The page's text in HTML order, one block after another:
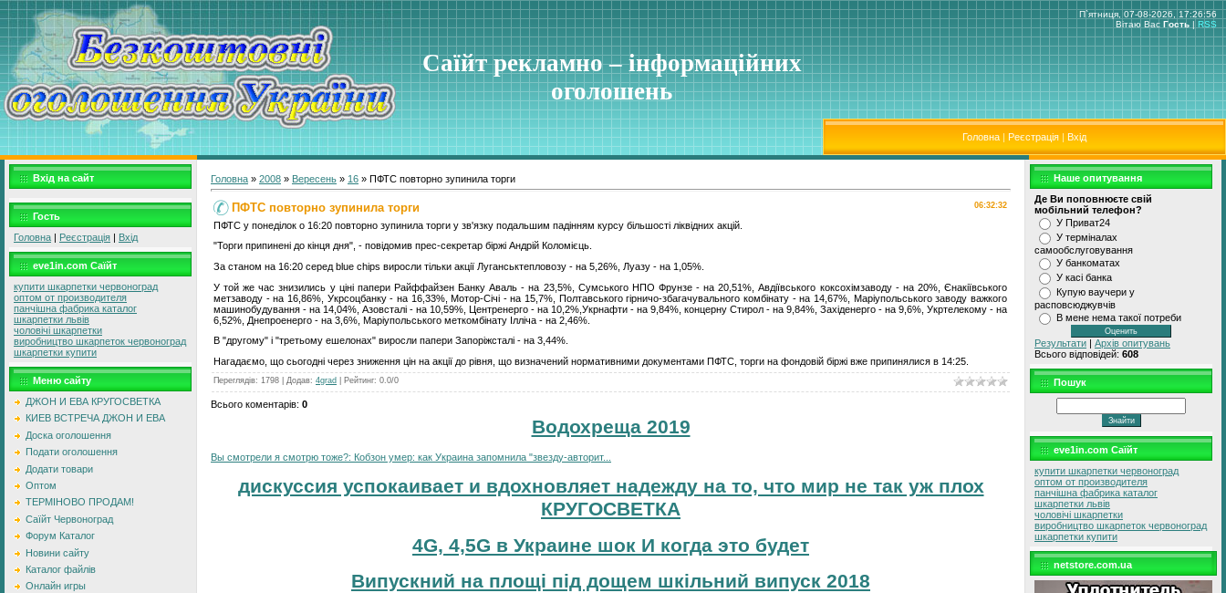
Саїйт рекламно – інформаційних
оголошень
П`ятниця, 07-08-2026, 17:26:56
Вітаю Вас Гость | RSS
Головна | Реєстрація | Вхід
Вхід на сайт
Гость
Головна | Реєстрація | Вхід
eve1in.com Саїйт
купити шкарпетки червоноград
оптом от производителя
панчішна фабрика каталог
шкарпетки львів
чоловічі шкарпетки
виробництво шкарпеток червоноград
шкарпетки купити
Меню сайту
ДЖОН И ЕВА КРУГОСВЕТКА
КИЕВ ВСТРЕЧА ДЖОН И ЕВА
Доска оголошення
Подати оголошення
Додати товари
Оптом
ТЕРМІНОВО ПРОДАМ!
Саїйт Червоноград
Форум Каталог
Новини сайту
Каталог файлів
Онлайн игры
Головна » 2008 » Вересень » 16 » ПФТС повторно зупинила торги
06:32:32
ПФТС повторно зупинила торги
ПФТС у понеділок о 16:20 повторно зупинила торги у зв'язку подальшим падінням курсу більшості ліквідних акцій.
"Торги припинені до кінця дня", - повідомив прес-секретар біржі Андрій Коломієць.
За станом на 16:20 серед blue chіps виросли тільки акції Луганськтепловозу - на 5,26%, Луазу - на 1,05%.
У той же час знизились у ціні папери Райффайзен Банку Аваль - на 23,5%, Сумського НПО Фрунзе - на 20,51%, Авдіївського коксохімзаводу - на 20%, Єнакіївського
метзаводу - на 16,86%, Укрсоцбанку - на 16,33%, Мотор-Січі - на 15,7%, Полтавського гірничо-збагачувального комбінату - на 14,67%, Маріупольського заводу важкого
машинобудування - на 14,04%, Азовсталі - на 10,59%, Центренерго - на 10,2%,Укрнафти - на 9,84%, концерну Стирол - на 9,84%, Західенерго - на 9,6%, Укртелекому - на
6,52%, Днепроенерго - на 3,6%, Маріупольського меткомбінату Ілліча - на 2,46%.
В "другому" і "третьому ешелонах" виросли папери Запоріжсталі - на 3,44%.
Нагадаємо, що сьогодні через зниження цін на акції до рівня, що визначений нормативними документами ПФТС, торги на фондовій біржі вже припинялися в 14:25.
Переглядів: 1798 Додав: 4grad Рейтинг: 0.0/0
Всього коментарів: 0
Водохреща 2019
Вы смотрели я смотрю тоже?: Кобзон умер: как Украина запомнила "звезду-авторит...
дискуссия успокаивает и вдохновляет надежду на то, что мир не так уж плох
КРУГОСВЕТКА
4G, 4,5G в Украине шок И когда это будет
Випускний на площі під дощем шкільний випуск 2018
Наше опитування
Де Ви поповнюєте свiй
мобiльний телефон?
У Приват24
У термiналах
самообслуговування
У банкоматах
У касi банка
Купую ваучери у
расповсюджувчiв
В мене нема такої потреби
Результати | Архів опитувань
Всього відповідей: 608
Пошук
eve1in.com Саїйт
купити шкарпетки червоноград
оптом от производителя
панчішна фабрика каталог
шкарпетки львів
чоловічі шкарпетки
виробництво шкарпеток червоноград
шкарпетки купити
netstore.com.ua